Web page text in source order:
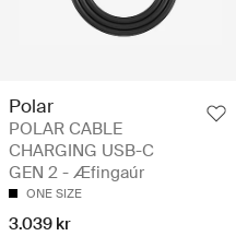
Polar
POLAR CABLE
CHARGING USB-C
GEN 2 - Æfingaúr
ONE SIZE
3.039 kr